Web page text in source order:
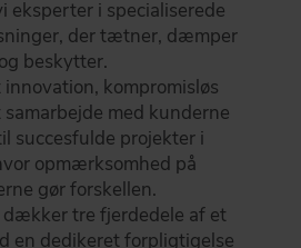
eksperter i specialiserede
der tætner, dæmper
og beskytter.
kompromisløs
med kunderne
succesfulde projekter i
opmærksomhed på
gør forskellen.
tre fjerdedele af et
en dedikeret forpligtigelse